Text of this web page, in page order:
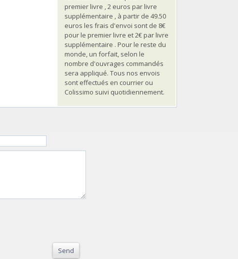
premier livre , 2 euros par livre
supplémentaire , à partir de 49.50
euros les frais d'envoi sont de 8€
pour le premier livre et 2€ par livre
supplémentaire . Pour le reste du
monde, un forfait, selon le
nombre d'ouvrages commandés
sera appliqué. Tous nos envois
sont effectués en courrier ou
Colissimo suivi quotidiennement.
Send